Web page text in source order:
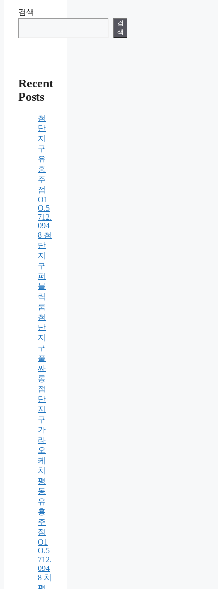
검색
검
색
Recent
Posts
첨
단
지
구
유
흥
주
점
O1
O.5
712.
094
8 첨
단
지
구
퍼
블
릭
룸
첨
단
지
구
풀
싸
롱
첨
단
지
구
가
라
오
케
치
평
동
유
흥
주
점
O1
O.5
712.
094
8 치